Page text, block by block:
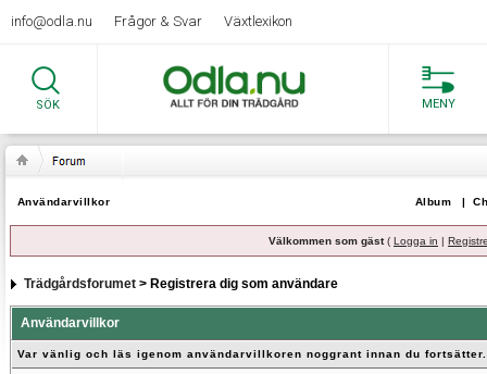
info@odla.nu Frågor & Svar Växtlexikon
SÖK MENY
Användarvillkor Album |
Välkommen som gäst( Logga in |
Trädgårdsforumet> Registrera dig som användare
Användarvillkor
Var vänlig och läs igenom användarvillkoren noggrant innan du fortsätter.